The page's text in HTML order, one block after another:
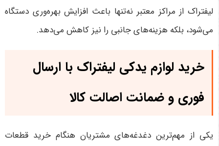
لیفتراک از مراکز معتبر نه‌تنها باعث افزایش بهره‌وری دستگاه
می‌شود، بلکه هزینه‌های جانبی را نیز کاهش می‌دهد.
خرید لوازم یدکی لیفتراک با ارسال
فوری و ضمانت اصالت کالا
یکی از مهم‌ترین دغدغه‌های مشتریان هنگام خرید قطعات